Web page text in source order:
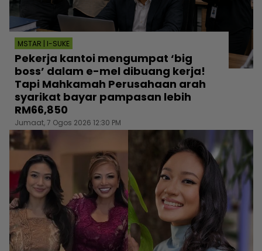
MSTAR | I-SUKE
Pekerja kantoi mengumpat ‘big
boss’ dalam e-mel dibuang kerja!
Tapi Mahkamah Perusahaan arah
syarikat bayar pampasan lebih
RM66,850
Jumaat, 7 Ogos 2026 12:30 PM